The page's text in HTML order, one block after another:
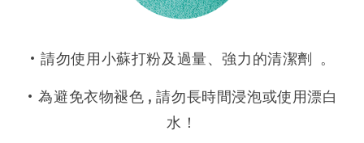
• 請勿使用小蘇打粉及過量、強力的清潔劑 。
• 為避免衣物褪色 , 請勿長時間浸泡或使用漂白
水！